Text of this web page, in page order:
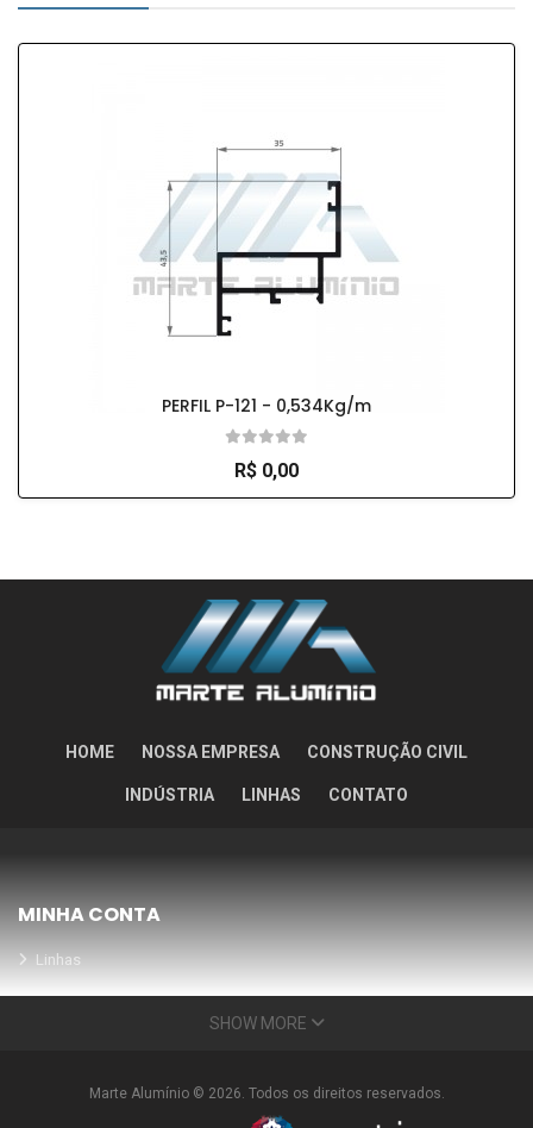
PERFIL P-121 - 0,534Kg/m
R$ 0,00
HOME NOSSA EMPRESA CONSTRUÇÃO CIVIL
INDÚSTRIA LINHAS CONTATO
MINHA CONTA
Linhas
Meus Orçamentos
Condições Especiais
SHOW MORE
Marte Alumínio © 2026. Todos os direitos reservados.